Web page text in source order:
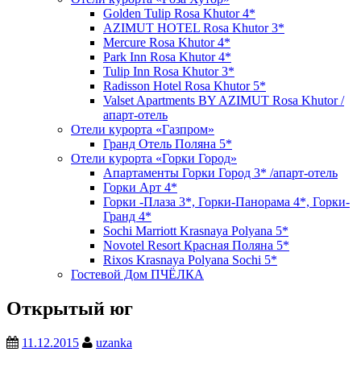
Golden Tulip Rosa Khutor 4*
AZIMUT HOTEL Rosa Khutor 3*
Mercure Rosa Khutor 4*
Park Inn Rosa Khutor 4*
Tulip Inn Rosa Khutor 3*
Radisson Hotel Rosa Khutor 5*
Valset Apartments BY AZIMUT Rosa Khutor /
апарт-отель
Отели курорта «Газпром»
Гранд Отель Поляна 5*
Отели курорта «Горки Город»
Апартаменты Горки Город 3* /апарт-отель
Горки Арт 4*
Горки -Плаза 3*, Горки-Панорама 4*, Горки-
Гранд 4*
Sochi Marriott Krasnaya Polyana 5*
Novotel Resort Красная Поляна 5*
Rixos Krasnaya Polyana Sochi 5*
Гостевой Дом ПЧЁЛКА
Открытый юг
11.12.2015 uzanka